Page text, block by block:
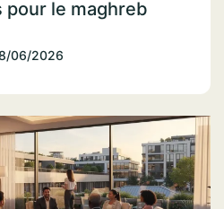
le maghreb
06/2026